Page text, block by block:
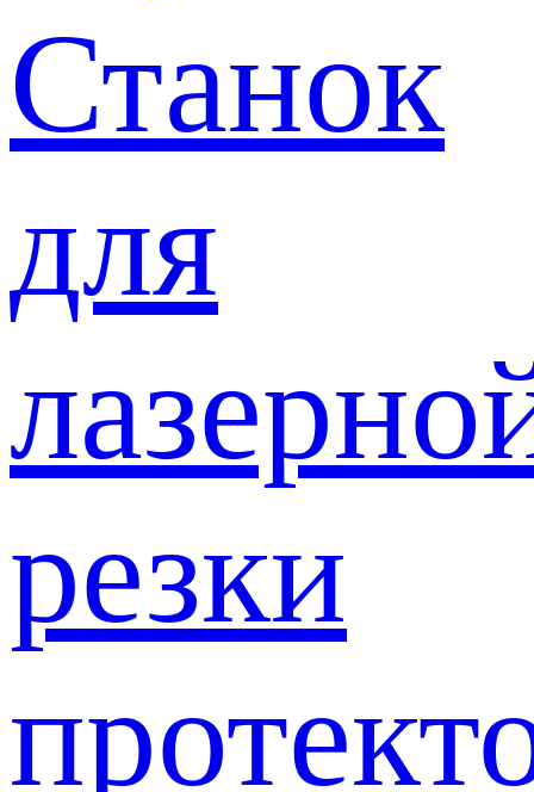
Станок
для
резки